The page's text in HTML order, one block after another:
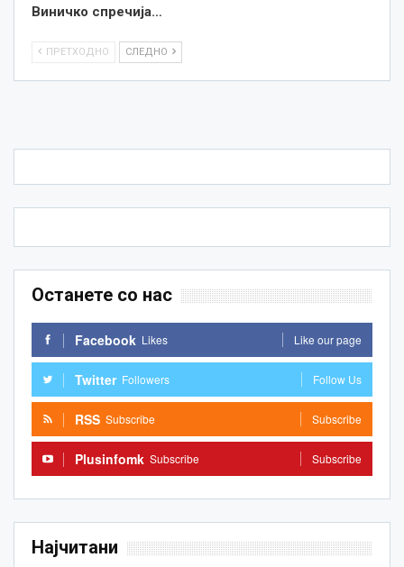
Виничко спречија…
ПРЕТХОДНО СЛЕДНО
Останете со нас
Facebook Likes Like our page
Twitter Followers Follow Us
RSS Subscribe Subscribe
Plusinfomk Subscribe Subscribe
Најчитани